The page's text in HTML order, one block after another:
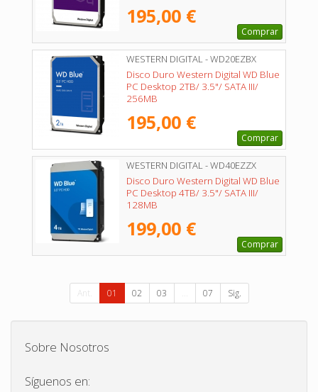
195,00 €
Comprar
WESTERN DIGITAL - WD20EZBX
Disco Duro Western Digital WD Blue
PC Desktop 2TB/ 3.5"/ SATA III/
256MB
195,00 €
Comprar
WESTERN DIGITAL - WD40EZZX
Disco Duro Western Digital WD Blue
PC Desktop 4TB/ 3.5"/ SATA III/
128MB
199,00 €
Comprar
Ant. 01 02 03 ... 07 Sig.
Sobre Nosotros
Síguenos en: